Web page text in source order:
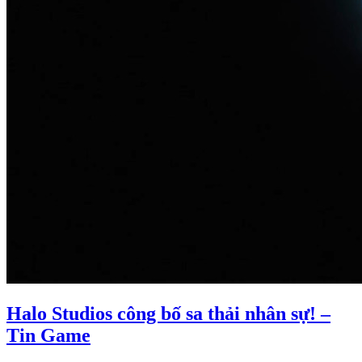
Halo Studios công bố sa thải nhân sự! –
Tin Game